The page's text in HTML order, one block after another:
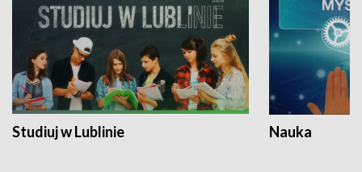
Studiuj w Lublinie Nauka